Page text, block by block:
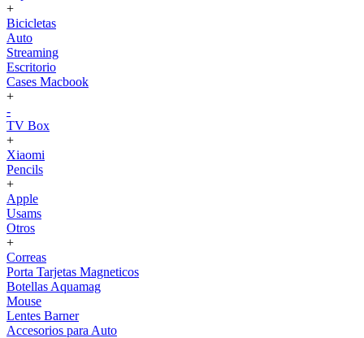
+
Bicicletas
Auto
Streaming
Escritorio
Cases Macbook
+
-
TV Box
+
Xiaomi
Pencils
+
Apple
Usams
Otros
+
Correas
Porta Tarjetas Magneticos
Botellas Aquamag
Mouse
Lentes Barner
Accesorios para Auto